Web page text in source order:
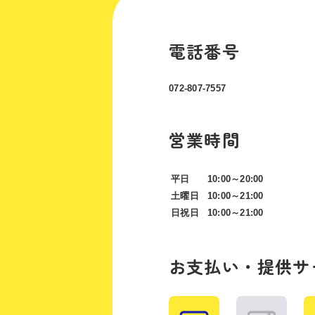
電話番号
072-807-7557
営業時間
平日
10:00～20:00
土曜日
10:00～21:00
日祝日
10:00～21:00
お支払い・提供